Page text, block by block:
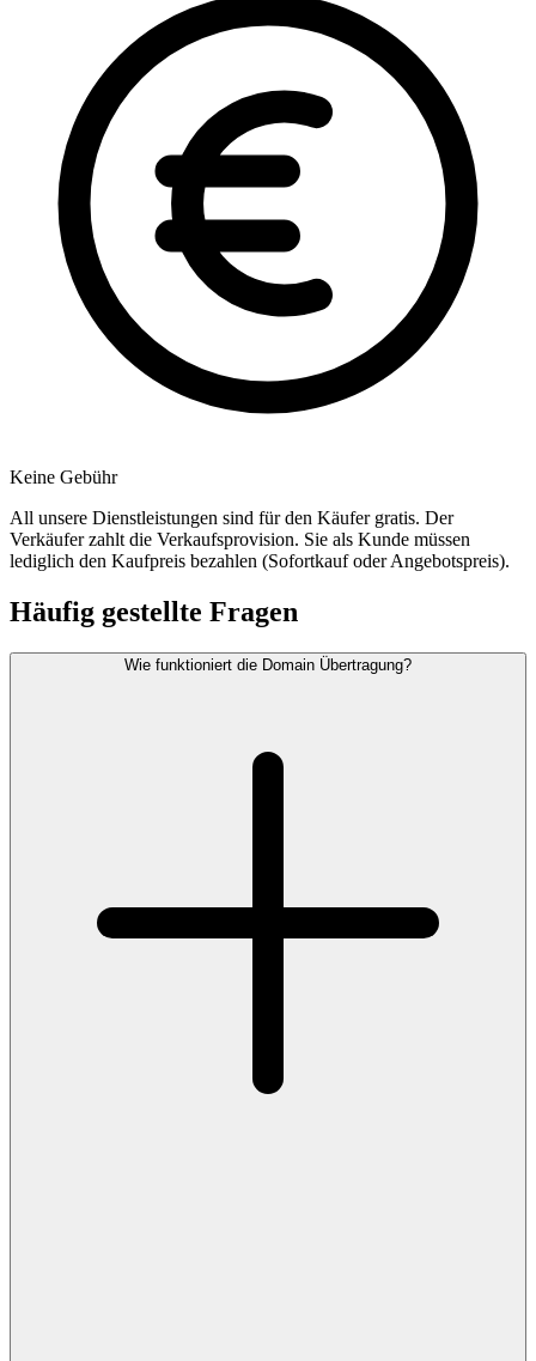
Keine Gebühr
All unsere Dienstleistungen sind für den Käufer gratis. Der
Verkäufer zahlt die Verkaufsprovision. Sie als Kunde müssen
lediglich den Kaufpreis bezahlen (Sofortkauf oder Angebotspreis).
Häufig gestellte Fragen
Wie funktioniert die Domain Übertragung?